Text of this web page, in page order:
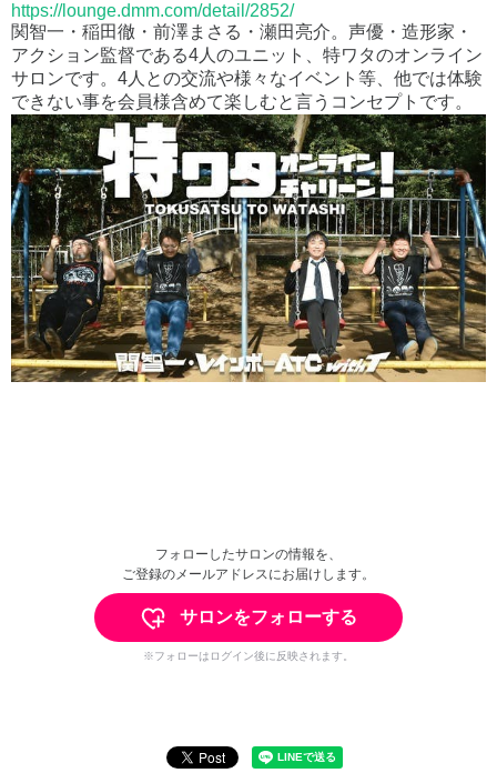
https://lounge.dmm.com/detail/2852/
関智一・稲田徹・前澤まさる・瀬田亮介。声優・造形家・
アクション監督である4人のユニット、特ワタのオンライン
サロンです。4人との交流や様々なイベント等、他では体験
できない事を会員様含めて楽しむと言うコンセプトです。
フォローしたサロンの情報を、
ご登録のメールアドレスにお届けします。
サロンをフォローする
※フォローはログイン後に反映されます。